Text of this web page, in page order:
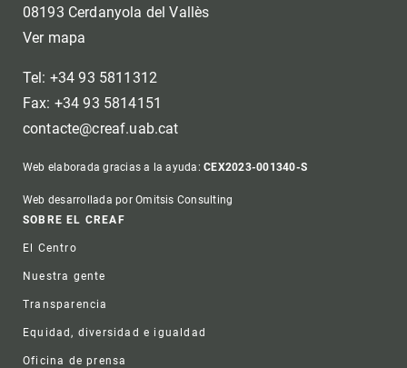
08193 Cerdanyola del Vallès
Ver mapa
Tel: +34 93 5811312
Fax: +34 93 5814151
contacte@creaf.uab.cat
Web elaborada gracias a la ayuda:CEX2023-001340-S
Web desarrollada por Omitsis Consulting
Footer
SOBRE EL CREAF
El Centro
Nuestra gente
Transparencia
Equidad, diversidad e igualdad
Oficina de prensa